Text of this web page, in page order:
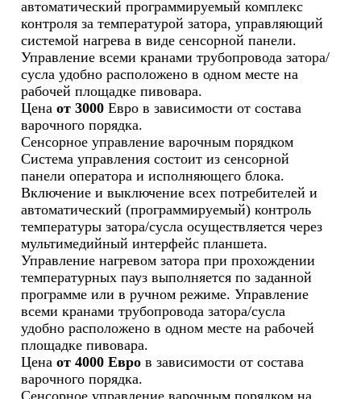
автоматический программируемый комплекс
контроля за температурой затора, управляющий
системой нагрева в виде сенсорной панели.
Управление всеми кранами трубопровода затора/
сусла удобно расположено в одном месте на
рабочей площадке пивовара.
Ценаот 3000 Евро в зависимости от состава
варочного порядка.
Сенсорное управление варочным порядком
Система управления состоит из сенсорной
панели оператора и исполняющего блока.
Включение и выключение всех потребителей и
автоматический (программируемый) контроль
температуры затора/сусла осуществляется через
мультимедийный интерфейс планшета.
Управление нагревом затора при прохождении
температурных пауз выполняется по заданной
программе или в ручном режиме. Управление
всеми кранами трубопровода затора/сусла
удобно расположено в одном месте на рабочей
площадке пивовара.
Ценаот 4000 Евро в зависимости от состава
варочного порядка.
Сенсорное управление варочным порядком на